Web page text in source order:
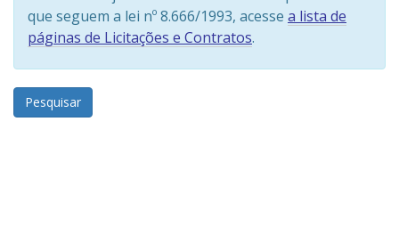
que seguem a lei nº 8.666/1993, acesse a lista de
páginas de Licitações e Contratos.
Pesquisar